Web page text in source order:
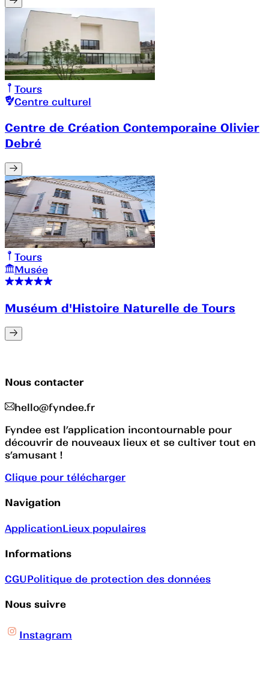
Tours
Centre culturel
Centre de Création Contemporaine Olivier
Debré
Tours
Musée
Muséum d'Histoire Naturelle de Tours
Nous contacter
hello@fyndee.fr
Fyndee est l’application incontournable pour
découvrir de nouveaux lieux et se cultiver tout en
s’amusant !
Clique pour télécharger
Navigation
ApplicationLieux populaires
Informations
CGUPolitique de protection des données
Nous suivre
Instagram